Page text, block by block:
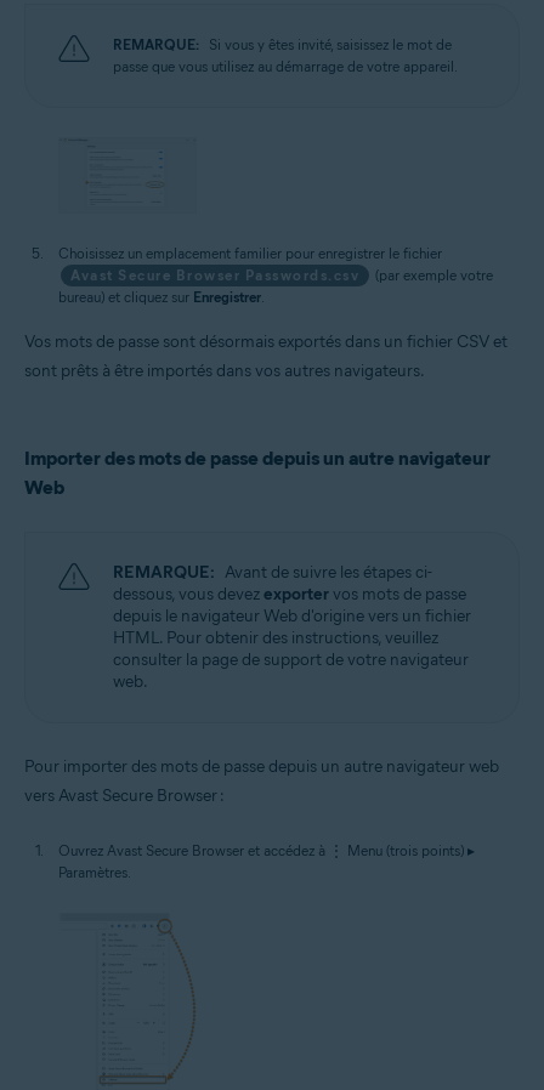
REMARQUE:
Si vous y êtes invité, saisissez le mot de
passe que vous utilisez au démarrage de votre appareil.
Choisissez un emplacement familier pour enregistrer le fichier
Avast Secure Browser Passwords.csv
(par exemple votre
bureau) et cliquez sur Enregistrer
Vos mots de passe sont désormais exportés dans un fichier CSV et
sont prêts à être importés dans vos autres navigateurs.
Importer des mots de passe depuis un autre navigateur
Web
REMARQUE: Avant de suivre les étapes ci-
dessous, vous devezexportervos mots de passe
depuis le navigateur Web d'origine vers un fichier
HTML. Pour obtenir des instructions, veuillez
consulter la page de support de votre navigateur
web.
Pour importer des mots de passe depuis un autre navigateur web
vers Avast Secure Browser :
Ouvrez Avast Secure Browser et accédez à ⋮ Menu (trois points) ▸
Paramètres.